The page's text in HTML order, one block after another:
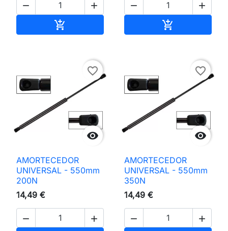
 

 


favorite_border
AMORTECEDOR
UNIVERSAL - 550mm
200N
14,49 €
 

favorite_border
AMORTECEDOR
UNIVERSAL - 550mm
350N
14,49 €
 